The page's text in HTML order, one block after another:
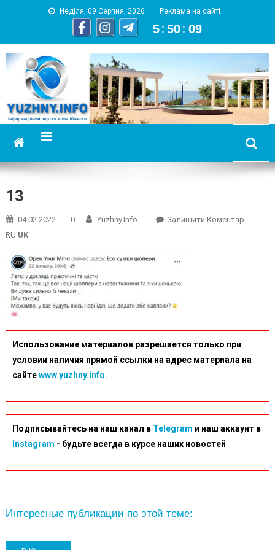
Неділя, 09 Серпня, 2026 Реклама на сайті
5 : 50 : 09
YUZHNY.INFO
информационный портал города Южный
13
04.02.2022 0 Yuzhny.info Залишити КоментарOn
RU UK
Использование материалов разрешается только при
условии наличия прямой ссылки на адрес материала на
сайтеwww.yuzhny.info.
Подписывайтесь на наш канал в Telegram и наш аккаунт в
Instagram - будьте всегда в курсе наших новостей
Интересные публикации по этой теме: